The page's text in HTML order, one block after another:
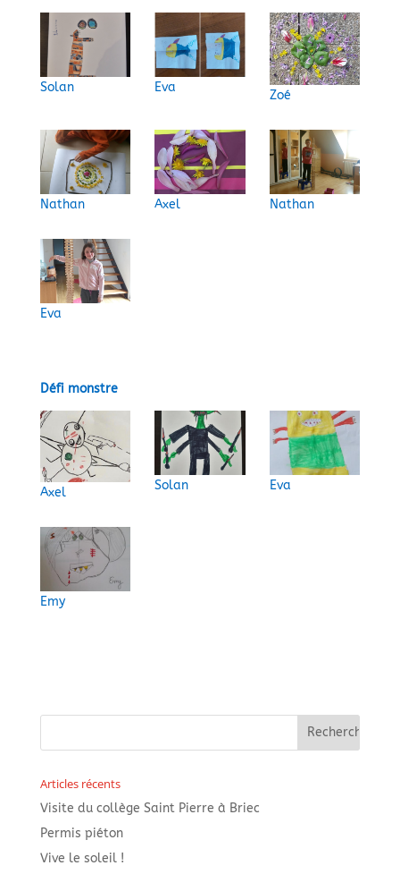
Solan Eva
Zoé
Nathan Axel Nathan
Eva
Défi monstre
Axel Solan Eva
Emy
Articles récents
Visite du collège Saint Pierre à Briec
Permis piéton
Vive le soleil !